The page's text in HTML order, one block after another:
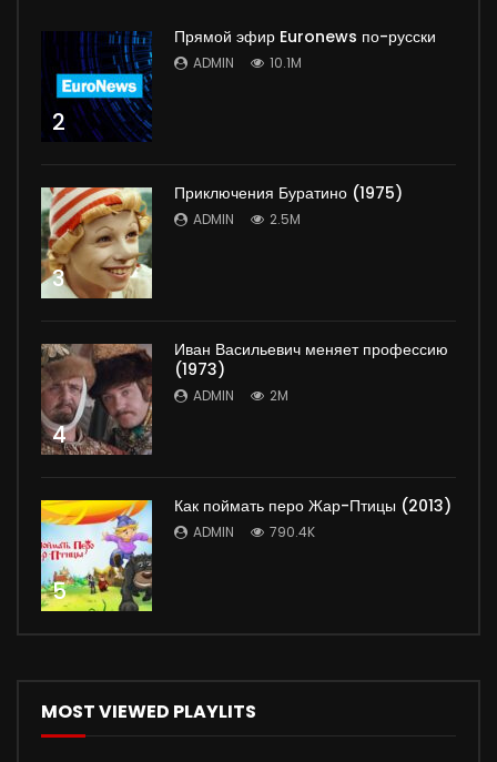
2
Прямой эфир Euronews по-русски
ADMIN 10.1M
3
Приключения Буратино (1975)
ADMIN 2.5M
4
Иван Васильевич меняет профессию
(1973)
ADMIN 2M
5
Как поймать перо Жар-Птицы (2013)
ADMIN 790.4K
MOST VIEWED PLAYLITS